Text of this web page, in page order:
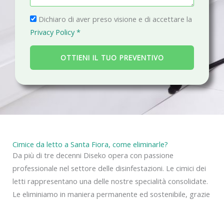
a
g
g
i
P
r
i
a
c
Dichiaro di aver preso visione e di accettare la
Privacy Policy *
OTTIENI IL TUO PREVENTIVO
Cimice da letto a Santa Fiora, come eliminarle?
Da più di tre decenni Diseko opera con passione
professionale nel settore delle disinfestazioni. Le cimici dei
letti rappresentano una delle nostre specialità consolidate.
Le eliminiamo in maniera permanente ed sostenibile, grazie